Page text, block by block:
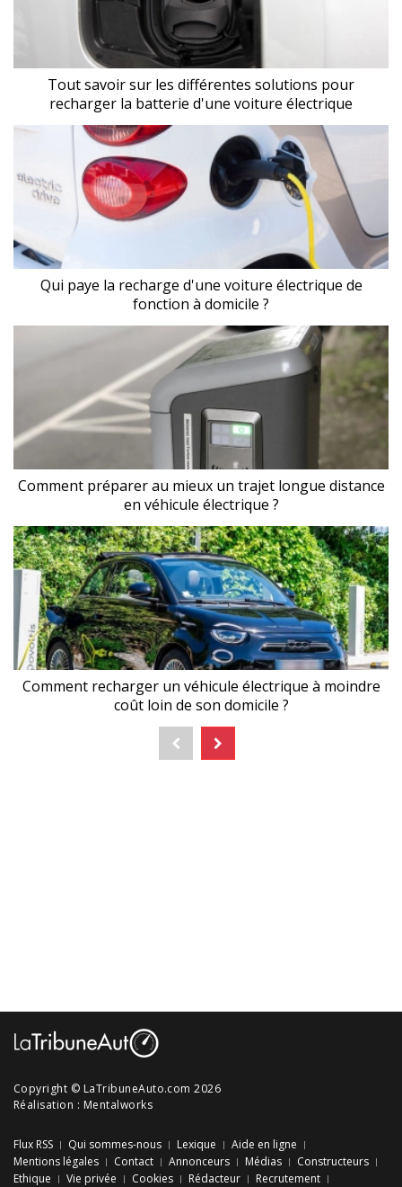
Tout savoir sur les différentes solutions pour
recharger la batterie d'une voiture électrique
Qui paye la recharge d'une voiture électrique de
fonction à domicile ?
Comment préparer au mieux un trajet longue distance
en véhicule électrique ?
Comment recharger un véhicule électrique à moindre
coût loin de son domicile ?
Copyright © LaTribuneAuto.com 2026
Réalisation : Mentalworks
Flux RSS Qui sommes-nous Lexique
Aide en ligne
Mentions légales
Contact Annonceurs Médias
Constructeurs
Ethique
Vie privée Cookies Rédacteur Recrutement